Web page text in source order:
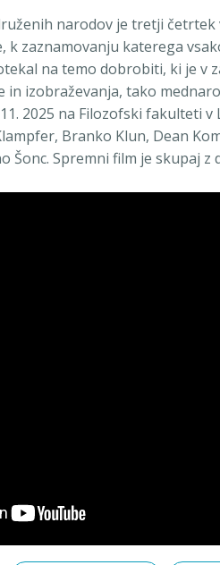
narodov je tretji
k zaznamovanju katerega
na temo dobrobiti, ki je v
in izobraževanja, tako
2025 na Filozofski fakulteti
Branko Klun, Dean
Šonc. Spremni film je skupaj